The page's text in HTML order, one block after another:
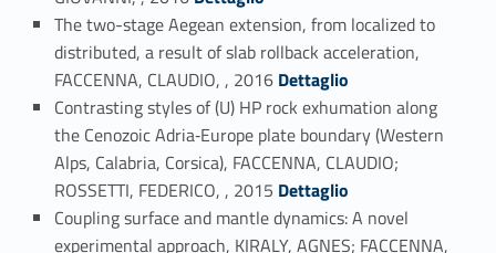
The two-stage Aegean extension, from localized to
distributed, a result of slab rollback acceleration,
FACCENNA, CLAUDIO, , 2016 Link identifier #identifier_person_24610-106
Dettaglio
Contrasting styles of (U) HP rock exhumation along
the Cenozoic Adria‐Europe plate boundary (Western
Alps, Calabria, Corsica), FACCENNA, CLAUDIO;
ROSSETTI, FEDERICO, , 2015 Link identifier #identifier_person_1369-107
Dettaglio
Coupling surface and mantle dynamics: A novel
experimental approach, KIRALY, AGNES; FACCENNA,